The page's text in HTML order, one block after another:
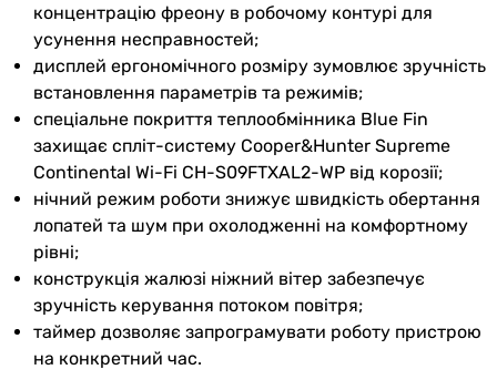
Мін.
температура
на обігрів
-25 °C
Макс.
температура
на
охолодження
50 °C
Мін.
температура
на
охолодження
концентрацію фреону в робочому контурі для
усунення несправностей;
дисплей ергономічного розміру зумовлює зручність
встановлення параметрів та режимів;
спеціальне покриття теплообмінника Blue Fin
захищає спліт-систему Cooper&Hunter Supreme
Continental Wi-Fi CH-S09FTXAL2-WP від корозії;
нічний режим роботи знижує швидкість обертання
лопатей та шум при охолодженні на комфортному
рівні;
конструкція жалюзі ніжний вітер забезпечує
зручність керування потоком повітря;
таймер дозволяє запрограмувати роботу пристрою
на конкретний час.